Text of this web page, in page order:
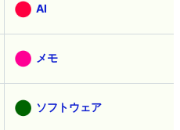
AI
メモ
ソフトウェア